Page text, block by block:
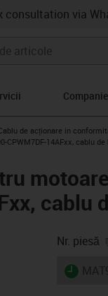
consultation via
Companie
icon-arrow-right
de acționare in
14AFxx, cablu de
cablu
Nr. piesă
igus-